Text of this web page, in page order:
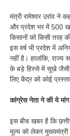
मंत्री रामेश्वर उरांव ने
और प्रदेश भर में 500
किसानों को किसी तरह
इस वर्ष भी प्रदेश में
नहीं है। हालांकि, राज्य
के बड़े हिस्से में सूखे जैसी
लिए केंद्र को कोई
कांग्रेस नेता ने की ये मांग
इस बीच खबर है कि
मूल्य को लेकर मुख्यमंत्री